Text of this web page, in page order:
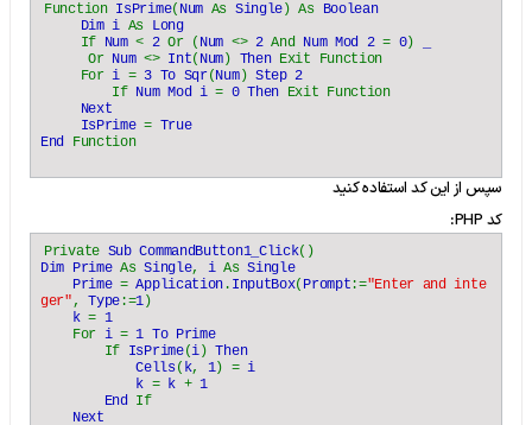
Function IsPrime( Num As Single ) As
Boolean
Dim i As Long
If Num< 2Or ( Num <> 2And Num Mod 2= 0)
Or Num<> Int( Num ) Then Exit Function
Fori = 3 To Sqr(Num) Step 2
If Num Mod i= 0 Then Exit Function
Next
IsPrime= True
End Function
سپس از این کد استفاده کنید
کد PHP:
Private Sub CommandButton1_Click()
Dim Prime AsSingle, iAsSingle
Prime =Application . InputBox( Prompt :="Enter and inte
ger",Type :=1 )
k= 1
For i=1 To Prime
If IsPrime(i )Then
Cells ( k, 1) =i
k = k +1
End If
Next